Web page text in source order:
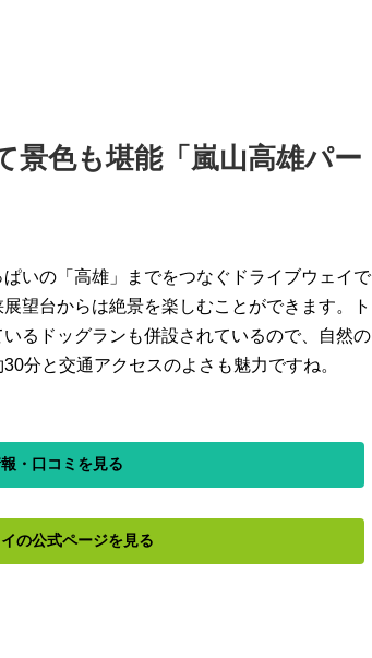
景色も堪能「嵐山高雄パー
いの「高雄」までをつなぐドライブウェイで
望台からは絶景を楽しむことができます。ト
るドッグランも併設されているので、自然の
分と交通アクセスのよさも魅力ですね。
・口コミを見る
の公式ページを見る